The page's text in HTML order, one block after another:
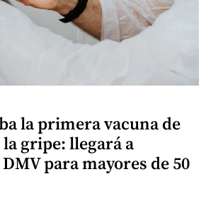
la primera vacuna de
gripe: llegará a
para mayores de 50